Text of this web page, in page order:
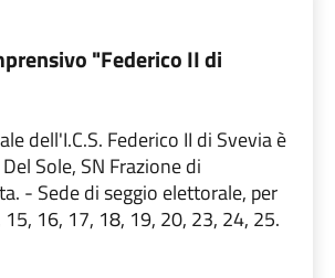
"Federico II di
dell'I.C.S. Federico II di Svevia è
Sole, SN Frazione di
- Sede di seggio elettorale, per
16, 17, 18, 19, 20, 23, 24, 25.